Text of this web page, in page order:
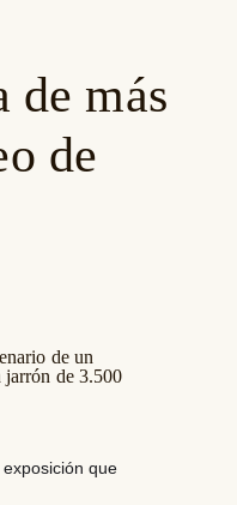
de más
de
de un
jarrón de 3.500
que